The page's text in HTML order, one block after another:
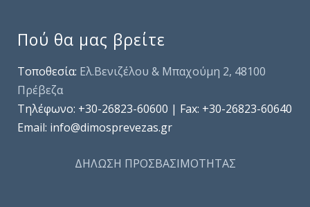
Πού θα μας βρείτε
Τοποθεσία: Ελ.Βενιζέλου & Μπαχούμη 2, 48100
Πρέβεζα
Τηλέφωνo: +30-26823-60600 | Fax: +30-26823-60640
Email: info@dimosprevezas.gr
ΔΗΛΩΣΗ ΠΡΟΣΒΑΣΙΜΟΤΗΤΑΣ